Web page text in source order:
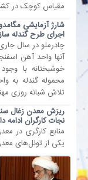
صنعت معدن و تجارت
مقیاس کوچک در
شارژ آزمایشی
اجرای طرح گندله
چادرملو در سال
خوشبختانه با
محموله گندله به
تلاش شبانه روزی
ریزش معدن زغال
نجات کارگران ادامه
منابع کارگری در
یکی از تونل‌های